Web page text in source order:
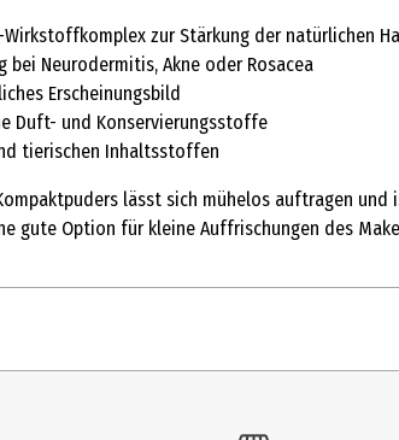
zur Stärkung der natürlichen
bei Neurodermitis, Akne oder Rosacea
Erscheinungsbild
Duft- und Konservierungsstoffe
tierischen Inhaltsstoffen
lässt sich mühelos auftragen
gute Option für kleine Auffrischungen des